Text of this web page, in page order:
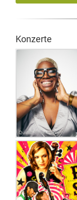
Konzerte
Quelle: Veranstalter